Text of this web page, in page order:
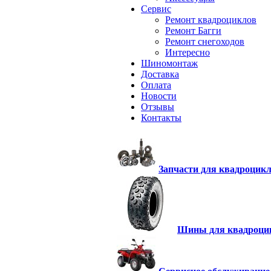
Сервис
Ремонт квадроциклов
Ремонт Багги
Ремонт снегоходов
Интересно
Шиномонтаж
Доставка
Оплата
Новости
Отзывы
Контакты
Запчасти для
Шины для